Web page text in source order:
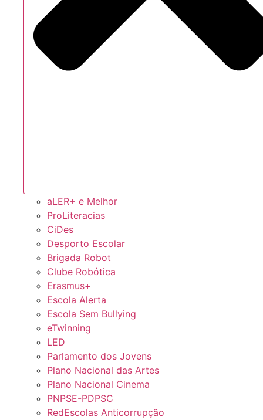
aLER+ e Melhor
ProLiteracias
CiDes
Desporto Escolar
Brigada Robot
Clube Robótica
Erasmus+
Escola Alerta
Escola Sem Bullying
eTwinning
LED
Parlamento dos Jovens
Plano Nacional das Artes
Plano Nacional Cinema
PNPSE-PDPSC
RedEscolas Anticorrupção